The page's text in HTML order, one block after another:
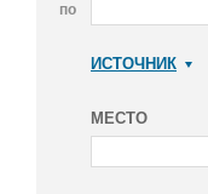
по
ИСТОЧНИК
МЕСТО